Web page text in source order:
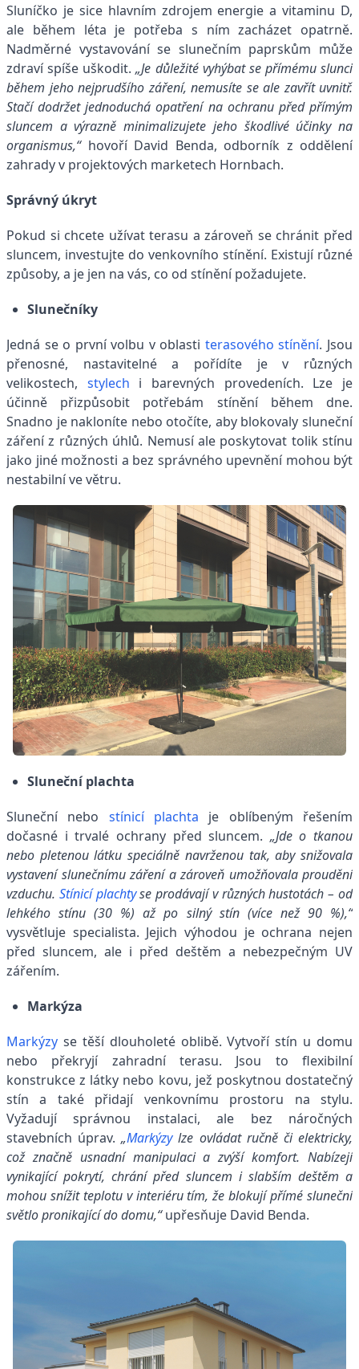
Sluníčko je sice hlavním zdrojem energie a vitaminu D,
ale během léta je potřeba s ním zacházet opatrně.
Nadměrné vystavování se slunečním paprskům může
zdraví spíše uškodit.„Je důležité vyhýbat se přímému slunci
během jeho nejprudšího záření, nemusíte se ale zavřít uvnitř.
Stačí dodržet jednoduchá opatření na ochranu před přímým
sluncem a výrazně minimalizujete jeho škodlivé účinky na
organismus,“ hovoří David Benda, odborník z oddělení
zahrady v projektových marketech Hornbach.
Správný úkryt
Pokud si chcete užívat terasu a zároveň se chránit před
sluncem, investujte do venkovního stínění. Existují různé
způsoby, a je jen na vás, co od stínění požadujete.
Slunečníky
Jedná se o první volbu v oblasti terasového stínění. Jsou
přenosné, nastavitelné a pořídíte je v různých
velikostech, stylech i barevných provedeních. Lze je
účinně přizpůsobit potřebám stínění během dne.
Snadno je nakloníte nebo otočíte, aby blokovaly sluneční
záření z různých úhlů. Nemusí ale poskytovat tolik stínu
jako jiné možnosti a bez správného upevnění mohou být
nestabilní ve větru.
Sluneční plachta
Sluneční nebo stínicí plachta je oblíbeným řešením
dočasné i trvalé ochrany před sluncem. „Jde o tkanou
nebo pletenou látku speciálně navrženou tak, aby snižovala
vystavení slunečnímu záření a zároveň umožňovala proudění
vzduchu. Stínicí plachtyse prodávají v různých hustotách – od
lehkého stínu (30 %) až po silný stín (více než 90 %),“
vysvětluje specialista. Jejich výhodou je ochrana nejen
před sluncem, ale i před deštěm a nebezpečným UV
zářením.
Markýza
Markýzy se těší dlouholeté oblibě. Vytvoří stín u domu
nebo překryjí zahradní terasu. Jsou to flexibilní
konstrukce z látky nebo kovu, jež poskytnou dostatečný
stín a také přidají venkovnímu prostoru na stylu.
Vyžadují správnou instalaci, ale bez náročných
stavebních úprav.„Markýzylze ovládat ručně či elektricky,
což značně usnadní manipulaci a zvýší komfort. Nabízejí
vynikající pokrytí, chrání před sluncem i slabším deštěm a
mohou snížit teplotu v interiéru tím, že blokují přímé sluneční
světlo pronikající do domu,“upřesňuje David Benda.